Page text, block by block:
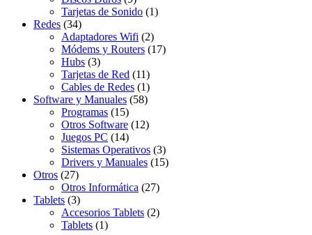
Tarjetas de Sonido (1)
Redes (34)
Adaptadores Wifi (2)
Módems y Routers (17)
Hubs (3)
Tarjetas de Red (11)
Cables de Redes (1)
Software y Manuales (58)
Programas (15)
Otros Software (12)
Juegos PC (14)
Sistemas Operativos (3)
Drivers y Manuales (15)
Otros (27)
Otros Informática (27)
Tablets (3)
Accesorios Tablets (2)
Tablets (1)